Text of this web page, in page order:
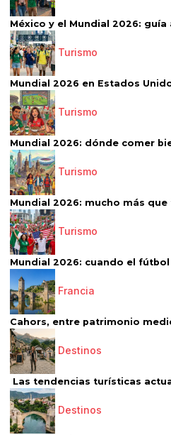
México y el Mundial 2026: guía
Turismo
Mundial 2026 en Estados
Turismo
Mundial 2026: dónde comer
Turismo
Mundial 2026: mucho más
Turismo
Mundial 2026: cuando el
Francia
Cahors, entre patrimonio
Destinos
Las tendencias turísticas
Destinos